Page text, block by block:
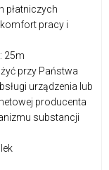
płatniczych
pracy i
25m
przy Państwa
urządzenia lub
producenta
substancji